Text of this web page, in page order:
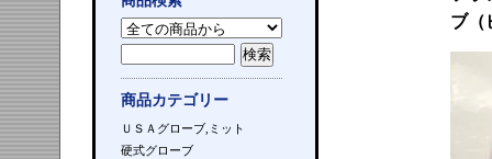
商品カテゴリー
ＵＳＡグローブ,ミット
硬式グローブ
ブ（